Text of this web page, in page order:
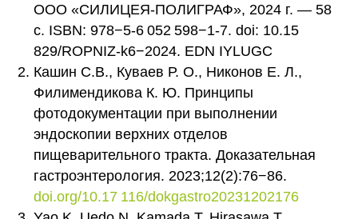
ООО «СИЛИЦЕЯ-ПОЛИГРАФ», 2024 г. — 58
с. ISBN: 978−5-6 052 598−1-7. doi: 10.15
829/ROPNIZ-k6−2024. EDN IYLUGC
Кашин С.В., Куваев Р. О., Никонов Е. Л.,
Филимендикова К. Ю. Принципы
фотодокументации при выполнении
эндоскопии верхних отделов
пищеварительного тракта. Доказательная
гастроэнтерология. 2023;12(2):76−86.
doi.org/10.17 116/dokgastro20231202176